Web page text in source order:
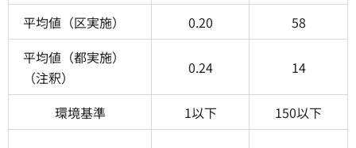
平均値（区実施） 0.20
58
平均値（都実施）
（注釈）
0.24 14
環境基準 1以下 150以下